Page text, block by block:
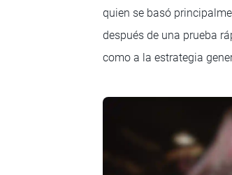
quien se basó
después de una prueba
como a la estrategia